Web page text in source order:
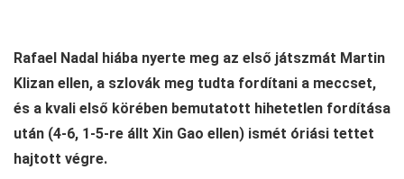
Rafael Nadal hiába nyerte meg az első játszmát Martin
Klizan ellen, a szlovák meg tudta fordítani a meccset,
és a kvali első körében bemutatott hihetetlen fordítása
után (4-6, 1-5-re állt Xin Gao ellen) ismét óriási tettet
hajtott végre.